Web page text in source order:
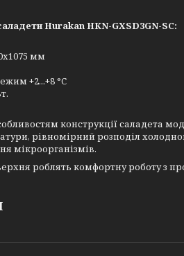
Hurakan HKN-GXSD3GN-SC:
мм
+2...+8 °C
конструкції саладета
рівномірний розподіл
мікроорганізмів.
роблять комфортну роботу з